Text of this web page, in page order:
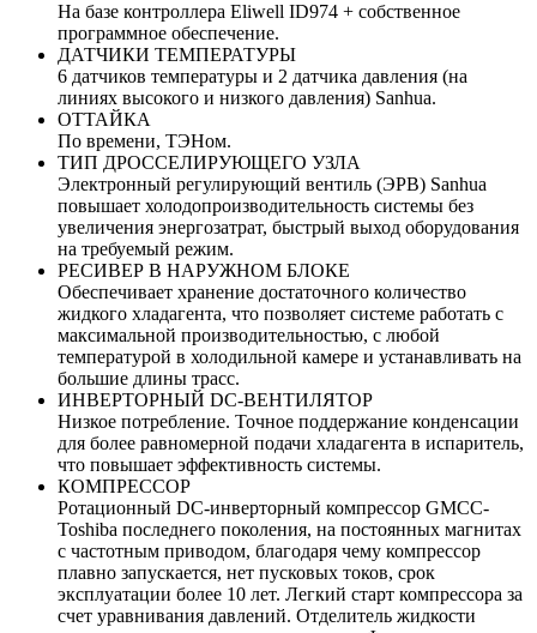
На базе контроллера Eliwell ID974 + собственное
программное обеспечение.
ДАТЧИКИ ТЕМПЕРАТУРЫ
6 датчиков температуры и 2 датчика давления (на
линиях высокого и низкого давления) Sanhua.
ОТТАЙКА
По времени, ТЭНом.
ТИП ДРОССЕЛИРУЮЩЕГО УЗЛА
Электронный регулирующий вентиль (ЭРВ) Sanhua
повышает холодопроизводительность системы без
увеличения энергозатрат, быстрый выход оборудования
на требуемый режим.
РЕСИВЕР В НАРУЖНОМ БЛОКЕ
Обеспечивает хранение достаточного количество
жидкого хладагента, что позволяет системе работать с
максимальной производительностью, с любой
температурой в холодильной камере и устанавливать на
большие длины трасс.
ИНВЕРТОРНЫЙ DC-ВЕНТИЛЯТОР
Низкое потребление. Точное поддержание конденсации
для более равномерной подачи хладагента в испаритель,
что повышает эффективность системы.
КОМПРЕССОР
Ротационный DС-инверторный компрессор GMCC-
Toshiba последнего поколения, на постоянных магнитах
с частотным приводом, благодаря чему компрессор
плавно запускается, нет пусковых токов, срок
эксплуатации более 10 лет. Легкий старт компрессора за
счет уравнивания давлений. Отделитель жидкости